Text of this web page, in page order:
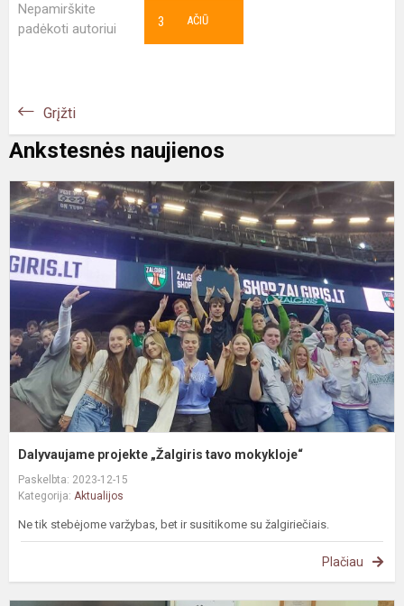
Nepamirškite
padėkoti autoriui
AČIŪ
3
Grįžti
Ankstesnės naujienos
Dalyvaujame projekte „Žalgiris tavo mokykloje“
Paskelbta: 2023-12-15
Kategorija: Aktualijos
Ne tik stebėjome varžybas, bet ir susitikome su žalgiriečiais.
Plačiau